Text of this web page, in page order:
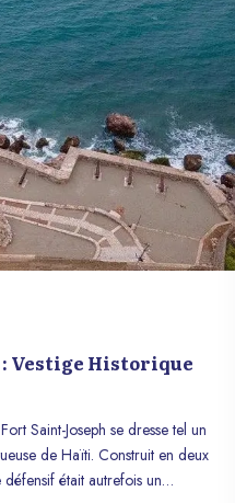
Vestige Historique
Saint-Joseph se dresse tel un
de Haïti. Construit en deux
était autrefois un